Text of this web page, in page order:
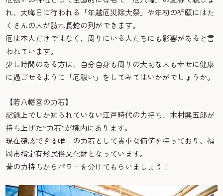
れ、大晦日に行われる「年越厄災除大祭」や年初の祈願にはた
くさんの人が訪れ長蛇の列ができます。
厄は本人だけではなく、周りにいる人たちにも影響があると言
われています。
少し時間のある方は、自分自身も周りの大切な人も幸せに健康
に過ごせるように「厄祓い」をしてみてはいかがでしょうか。
【若八幡宮の力石】
記録上でしか知られていない江戸時代の力持ち、木村興五郎が
持ち上げた“力石”が境内にあります。
現在確認できる唯一の力石として貴重な価値を持っており、福
岡市指定有形民俗文化財となっています。
昔の力持ちからパワーを分けてもらいましょう！